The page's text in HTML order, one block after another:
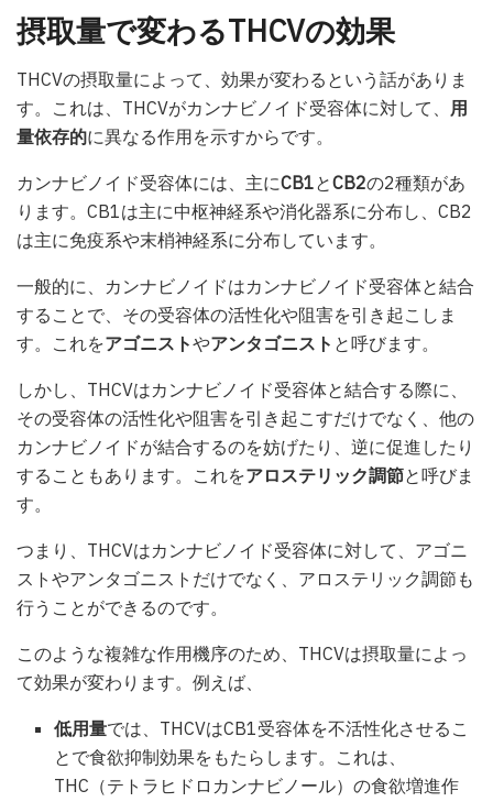
摂取量で変わるTHCVの効果
THCVの摂取量によって、効果が変わるという話がありま
す。これは、THCVがカンナビノイド受容体に対して、 用
量依存的に異なる作用を示すからです。
カンナビノイド受容体には、主にCB1とCB2の2種類があ
ります。CB1は主に中枢神経系や消化器系に分布し、CB2
は主に免疫系や末梢神経系に分布しています。
一般的に、カンナビノイドはカンナビノイド受容体と結合
することで、その受容体の活性化や阻害を引き起こしま
す。これをアゴニストやアンタゴニスト と呼びます。
しかし、THCVはカンナビノイド受容体と結合する際に、
その受容体の活性化や阻害を引き起こすだけでなく、他の
カンナビノイドが結合するのを妨げたり、逆に促進したり
することもあります。これをアロステリック調節と呼びま
す。
つまり、THCVはカンナビノイド受容体に対して、アゴニ
ストやアンタゴニストだけでなく、アロステリック調節も
行うことができるのです。
このような複雑な作用機序のため、THCVは摂取量によっ
て効果が変わります。例えば、
低用量では、THCVはCB1受容体を不活性化させるこ
とで食欲抑制効果をもたらします。これは、
THC（テトラヒドロカンナビノール）の食欲増進作